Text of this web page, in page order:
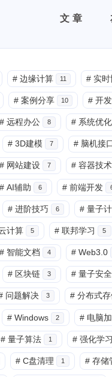
文章
# 边缘计算 11 # 实
# 案例分享 10 # 开
# 远程办公 8 # 系统优化
# 3D建模 7 # 脑机接
# 网站建设 7 # 容器技术
# AI辅助 6 # 前端开发
# 进阶技巧 6 # 量子
计算 5 # 联邦学习 5
# 智能文档 4 # Web3.0
# 区块链 3 # 量子安全
问题解决 3 # 分布式
# Windows 2 # 电脑
# 量子算法 1 # 强化学习
# C盘清理 1 # 存储